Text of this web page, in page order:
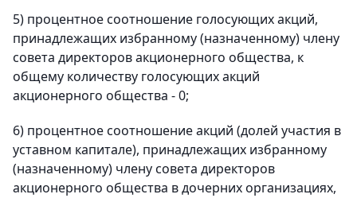
5) процентное соотношение голосующих акций,
принадлежащих избранному (назначенному) члену
совета директоров акционерного общества, к
общему количеству голосующих акций
акционерного общества - 0;
6) процентное соотношение акций (долей участия в
уставном капитале), принадлежащих избранному
(назначенному) члену совета директоров
акционерного общества в дочерних организациях,